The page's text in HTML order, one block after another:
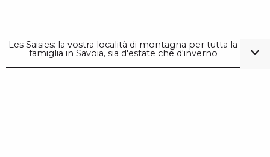
Les Saisies: la vostra località di montagna per tutta la
famiglia in Savoia, sia d'estate che d'inverno